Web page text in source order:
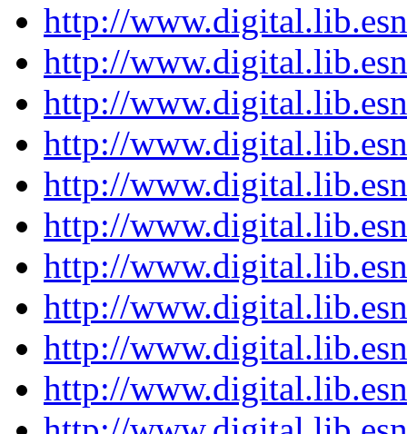
http://
http://
http://
http://
http://
http://
http://
http://
http://
http://